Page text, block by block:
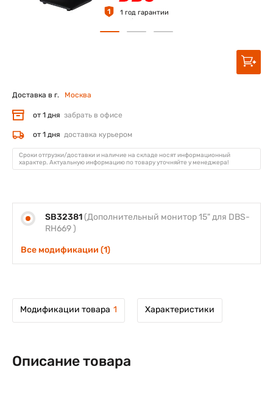
1 1 год гарантии
SB32381 (Дополнительный монитор 15" для DBS-
RH669 )
Все модификации (1)
Доставка в г. Москва
от 1 дня забрать в офисе
от 1 дня доставка курьером
Сроки отгрузки/доставки и наличие на складе носят информационный
характер. Актуальную информацию по товару уточняйте у менеджера!
Модификации товара 1 Характеристики
Описание товара